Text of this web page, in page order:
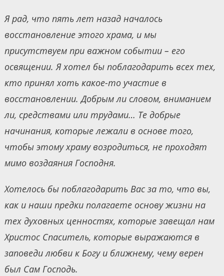
Я рад, что пять лет назад началось
восстановление этого храма, и мы
присутствуем при важном событии – его
освящении. Я хотел бы поблагодарить всех тех,
кто принял хоть какое-то участие в
восстановлении. Добрым ли словом, вниманием
ли, средствами или трудами… Те добрые
начинания, которые лежали в основе того,
чтобы этому храму возродиться, не проходят
мимо воздаяния Господня.
Хотелось бы поблагодарить Вас за то, что вы,
как и наши предки полагаете основу жизни на
тех духовных ценностях, которые завещал нам
Христос Спаситель, которые выражаются в
заповеди любви к Богу и ближнему, чему верен
был Сам Господь.